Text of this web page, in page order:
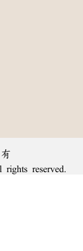
reserved.